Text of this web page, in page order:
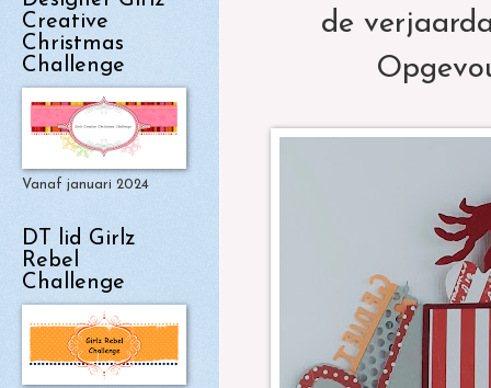
de
Creative
Christmas
Challenge
Vanaf januari 2024
DT lid Girlz
Rebel
Challenge